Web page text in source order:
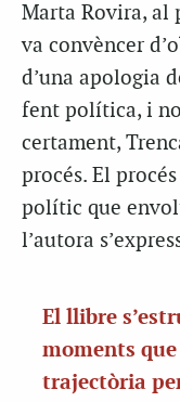
Marta Rovira, al
va convèncer
d’una apologia
fent política, i
certament,
procés. El
polític que
l’autora
El llibre
moments
trajectòria